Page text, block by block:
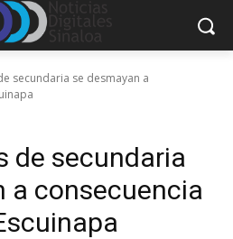
secundaria se desmayan a
de secundaria
a consecuencia